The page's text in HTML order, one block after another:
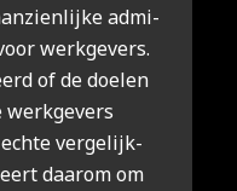
admi­
werk­ge­vers.
of de doe­len
ver­ge­lijk­
daar­om om